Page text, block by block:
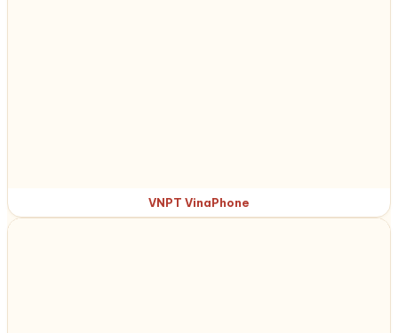
VNPT VinaPhone